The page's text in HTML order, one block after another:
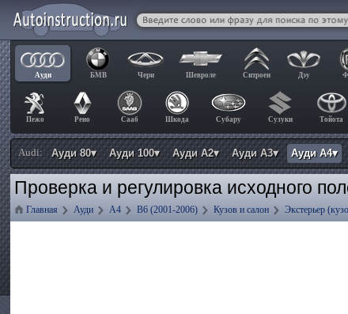
Ауди БМВ Чери Шевроле Ситроен Дэу
Пежо Рено Сааб Шкода Субару Сузуки Тойота
Audi: Ауди 80▾ Ауди 100▾ Ауди А2▾ Ауди А3▾ Ауди А4▾
Проверка и регулировка исходного
Главная Ауди А4 B6 (2001-2006) Кузов и салон Экстерьер